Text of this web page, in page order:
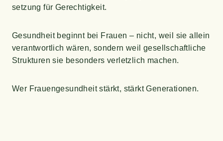
set­zung für Gerechtigkeit.
Gesund­heit beginnt bei Frau­en – nicht, weil sie allein
ver­ant­wort­lich wären, son­dern weil gesell­schaft­li­che
Struk­tu­ren sie beson­ders ver­letz­lich machen.
Wer Frau­en­ge­sund­heit stärkt, stärkt Generationen.